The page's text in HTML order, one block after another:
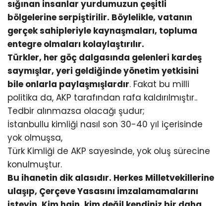
sığınan insanlar yurdumuzun çeşitli
bölgelerine serpiştirilir. Böylelikle, vatanın
gerçek sahipleriyle kaynaşmaları, topluma
entegre olmaları kolaylaştırılır.
Türkler, her göç dalgasında gelenleri kardeş
saymışlar, yeri geldiğinde yönetim yetkisini
bile onlarla paylaşmışlardır. Fakat bu milli
politika da, AKP tarafından rafa kaldırılmıştır..
Tedbir alınmazsa olacağı şudur;
İstanbullu kimliği nasıl son 30-40 yıl içerisinde
yok olmuşsa,
Türk Kimliği de AKP sayesinde, yok oluş sürecine
konulmuştur.
Bu ihanetin dik alasıdır. Herkes Milletvekillerine
ulaşıp, Çerçeve Yasasını imzalamamalarını